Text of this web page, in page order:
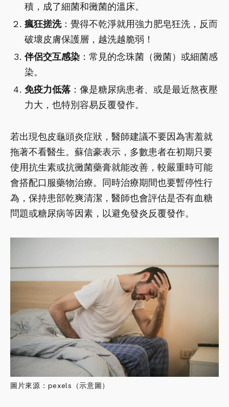
積，成了細菌和黴菌的溫床。
瘋狂搓洗：覺得不乾淨就用強力肥皂狂洗，反而
破壞皮膚保護層，越洗越脆弱！
伴侶交互感染 ：常見的念珠菌（黴菌）或細菌感
染。
​免疫力低落：像是糖尿病患者、或是最近熬夜壓
力大，也特別容易反覆發作。
若出現包皮龜頭炎症狀，醫師建議不要因為害羞就
拖著不看醫生。蘇信豪表示，多數患者在初期只要
使用抗生素或抗黴菌藥膏就能改善，較嚴重時可能
會搭配口服藥物治療。同時治療期間也要暫停性行
為，保持患部乾爽清潔，醫師也會評估是否有血糖
問題或糖尿病等因素，以避免發炎反覆發作。
圖片來源：pexels（示意圖）